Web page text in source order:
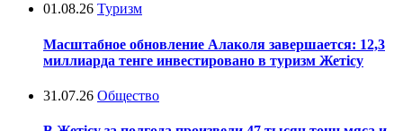
01.08.26 Туризм
Масштабное обновление Алаколя завершается: 12,3
миллиарда тенге инвестировано в туризм Жетісу
31.07.26 Общество